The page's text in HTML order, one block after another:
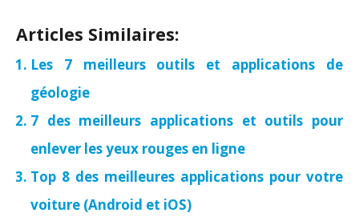
Articles Similaires:
Les 7 meilleurs outils et applications de
géologie
7 des meilleurs applications et outils pour
enlever les yeux rouges en ligne
Top 8 des meilleures applications pour votre
voiture (Android et iOS)